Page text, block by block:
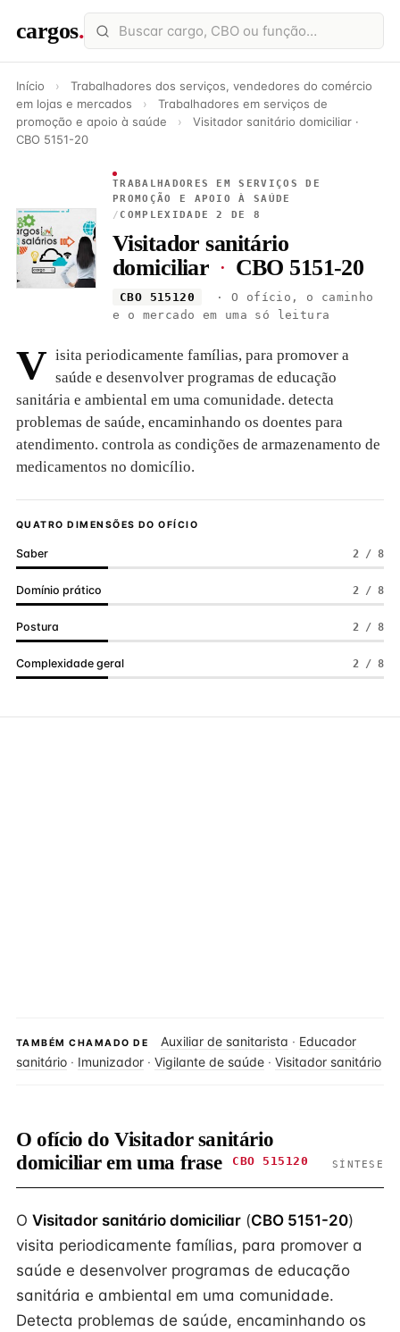
cargos.
Início ›
Trabalhadores dos serviços, vendedores do comércio
em lojas e mercados
›
Trabalhadores em serviços de
promoção e apoio à saúde
›
Visitador sanitário domiciliar ·
CBO 5151-20
TRABALHADORES EM SERVIÇOS DE
PROMOÇÃO E APOIO À SAÚDE
/ COMPLEXIDADE 2 DE 8
Visitador sanitário
domiciliar · CBO 5151-20
CBO 515120
· O ofício, o caminho
e o mercado em uma só leitura
V isita periodicamente famílias, para promover a
saúde e desenvolver programas de educação
sanitária e ambiental em uma comunidade. detecta
problemas de saúde, encaminhando os doentes para
atendimento. controla as condições de armazenamento de
medicamentos no domicílio.
QUATRO DIMENSÕES DO OFÍCIO
Saber 2 / 8
Domínio prático 2 / 8
Postura 2 / 8
Complexidade geral 2 / 8
TAMBÉM CHAMADO DE Auxiliar de sanitarista · Educador
sanitário · Imunizador · Vigilante de saúde · Visitador sanitário
O ofício do Visitador sanitário
domiciliar em uma frase
CBO 515120 SÍNTESE
O Visitador sanitário domiciliar (CBO 5151-20)
visita periodicamente famílias, para promover a
saúde e desenvolver programas de educação
sanitária e ambiental em uma comunidade.
Detecta problemas de saúde, encaminhando os